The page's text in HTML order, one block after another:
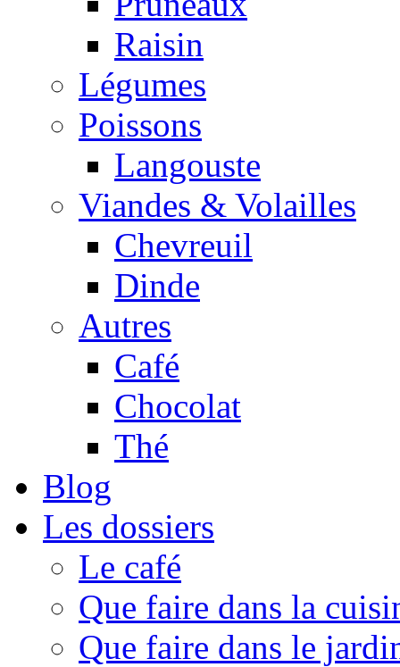
Raisin
Légumes
Poissons
Langouste
Viandes & Volailles
Chevreuil
Dinde
Autres
Café
Chocolat
Thé
Blog
Les dossiers
Le café
Que faire dans la
Que faire dans le